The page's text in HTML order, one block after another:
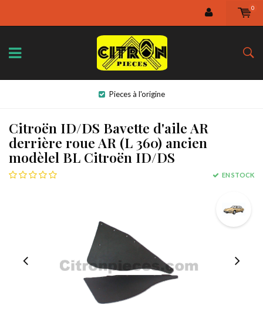
0
Pieces à l'origine
Citroën ID/DS Bavette d'aile AR
derrière roue AR (L 360) ancien
modèlel BL Citroën ID/DS
EN STOCK